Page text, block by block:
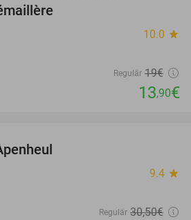
10.0 star
Regulär 19€
13,90€
9.4 star
Regulär 30,50€